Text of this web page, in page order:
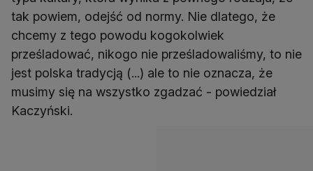
tak powiem, odejść od normy. Nie dlatego, że
chcemy z tego powodu kogokolwiek
prześladować, nikogo nie prześladowaliśmy, to nie
jest polska tradycją (...) ale to nie oznacza, że
musimy się na wszystko zgadzać - powiedział
Kaczyński.